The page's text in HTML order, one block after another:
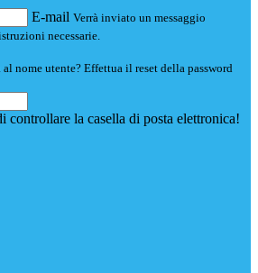
E-mail Verrà inviato un messaggio
necessarie.
nome utente? Effettua il reset della password
controllare la casella di posta elettronica!